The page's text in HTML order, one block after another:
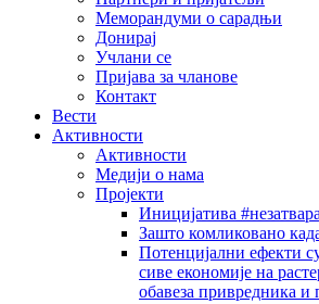
Меморандуми о сарадњи
Донирај
Учлани се
Пријава за чланове
Контакт
Вести
Активности
Активности
Медији о нама
Пројекти
Иницијатива
Зашто комликовано
Потенцијални ефекти
сиве економије на
обавеза привредника и